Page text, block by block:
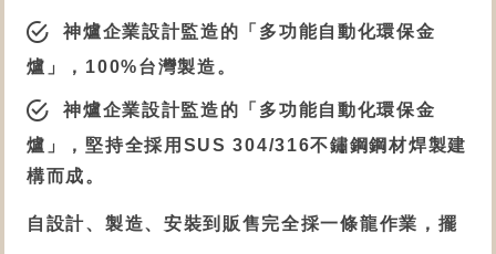
神爐企業設計監造的「 多功能自動化環保金
爐 」，100%台灣製造。
神爐企業設計監造的「 多功能自動化環保金
爐 」，堅持全採用SUS 304/316不鏽鋼鋼材焊製建
構而成。
自設計、製造、安裝到販售完全採一條龍作業，擺